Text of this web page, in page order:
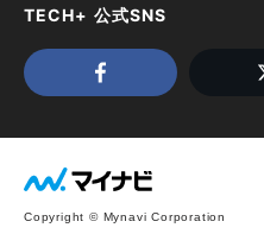
TECH+ 公式SNS
Copyright © Mynavi Corporation